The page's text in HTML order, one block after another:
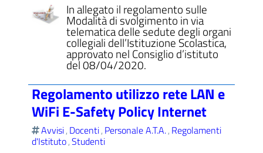
In allegato il regolamento sulle
Modalità di svolgimento in via
telematica delle sedute degli organi
collegiali dell’Istituzione Scolastica,
approvato nel Consiglio d’istituto
del 08/04/2020.
Regolamento utilizzo rete LAN e
WiFi E-Safety Policy Internet
Avvisi, Docenti, Personale A.T.A., Regolamenti
d'Istituto,Studenti